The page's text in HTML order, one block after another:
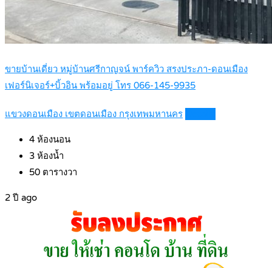
ขายบ้านเดี่ยว หมู่บ้านศรีกาญจน์ พาร์ควิว สรงประภา-ดอนเมือง
เฟอร์นิเจอร์+บิ้วอิน พร้อมอยู่ โทร 066-145-9935
แขวงดอนเมือง เขตดอนเมือง กรุงเทพมหานคร
4 ห้องนอน
3 ห้องน้ำ
50 ตารางวา
2 ปี ago